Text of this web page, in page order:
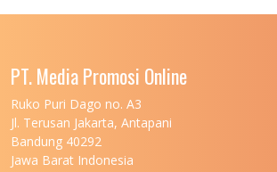
UNIVERSITAS MALIKUSSALEH
UNIVERSITAS MARITIM RAJA ALI HAJI
UNIVERSITAS MATARAM
PT. Media Promosi Online
Ruko Puri Dago no. A3
Jl. Terusan Jakarta, Antapani
Bandung 40292
Jawa Barat Indonesia